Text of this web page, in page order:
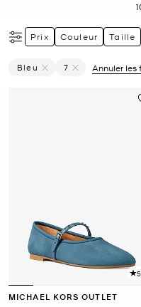
Prix Couleur Taille
Bleu
7
Annuler les
MICHAEL KORS OUTLET